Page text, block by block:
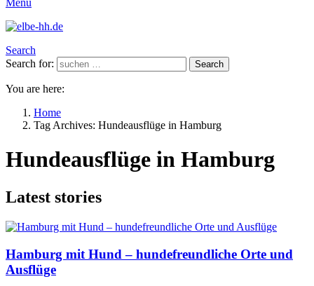
Menu
Search
Search for:
Search
You are here:
Home
Tag Archives: Hundeausflüge in Hamburg
Hundeausflüge in Hamburg
Latest stories
Hamburg mit Hund – hundefreundliche Orte und
Ausflüge